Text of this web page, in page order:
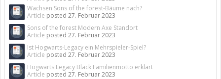
Wachsen Sons of the forest-Bäume nach?
Article posted 27. Februar 2023
Sons of the forest Modern Axe Standort
Article posted 27. Februar 2023
Ist Hogwarts-Legacy ein Mehrspieler-Spiel?
Article posted 27. Februar 2023
Hogwarts Legacy Black Familienmotto erklärt
Article posted 27. Februar 2023